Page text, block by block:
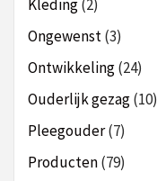
Kleding(2)
Ongewenst(3)
Ontwikkeling(24)
Ouderlijk gezag(10)
Pleegouder(7)
Producten(79)